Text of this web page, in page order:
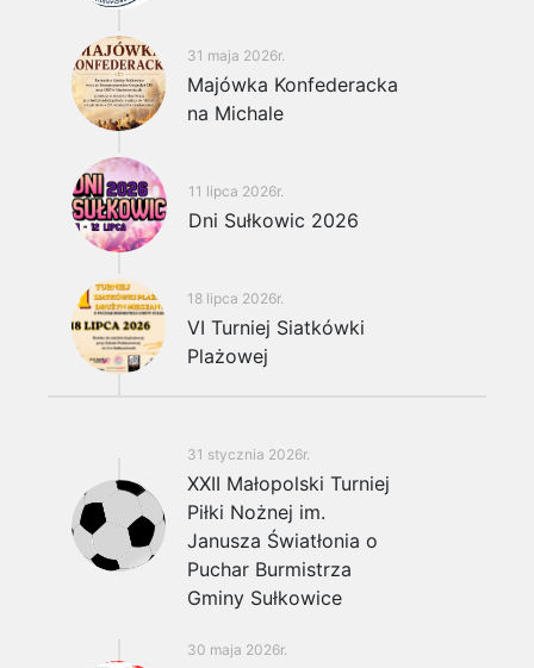
31 maja 2026r.
Majówka Konfederacka
na Michale
11 lipca 2026r.
Dni Sułkowic 2026
18 lipca 2026r.
VI Turniej Siatkówki
Plażowej
31 stycznia 2026r.
XXII Małopolski Turniej
Piłki Nożnej im.
Janusza Światłonia o
Puchar Burmistrza
Gminy Sułkowice
30 maja 2026r.